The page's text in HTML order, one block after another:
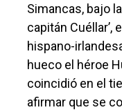
Simancas, bajo
capitán Cuéllar’,
hispano-
hueco el héroe
coincidió en el
afirmar que se